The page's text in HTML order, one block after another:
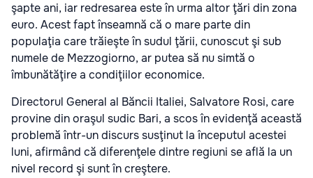
şapte ani, iar redresarea este în urma altor ţări din zona
euro. Acest fapt înseamnă că o mare parte din
populaţia care trăieşte în sudul ţării, cunoscut şi sub
numele de Mezzogiorno, ar putea să nu simtă o
îmbunătăţire a condiţiilor economice.
Directorul General al Băncii Italiei, Salvatore Rosi, care
provine din oraşul sudic Bari, a scos în evidenţă această
problemă într-un discurs susţinut la începutul acestei
luni, afirmând că diferenţele dintre regiuni se află la un
nivel record şi sunt în creştere.